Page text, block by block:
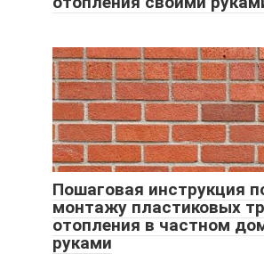
Пошаговая инструкция
монтажу пластиковых
отопления в частном
руками